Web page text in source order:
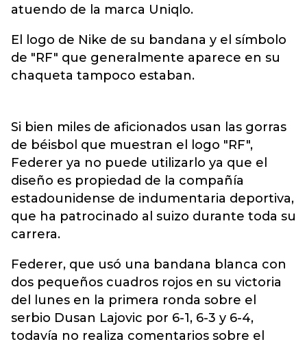
atuendo de la marca Uniqlo.
El logo de Nike de su bandana y el símbolo
de "RF" que generalmente aparece en su
chaqueta tampoco estaban.
Si bien miles de aficionados usan las gorras
de béisbol que muestran el logo "RF",
Federer ya no puede utilizarlo ya que el
diseño es propiedad de la compañía
estadounidense de indumentaria deportiva,
que ha patrocinado al suizo durante toda su
carrera.
Federer, que usó una bandana blanca con
dos pequeños cuadros rojos en su victoria
del lunes en la primera ronda sobre el
serbio Dusan Lajovic por 6-1, 6-3 y 6-4,
todavía no realiza comentarios sobre el